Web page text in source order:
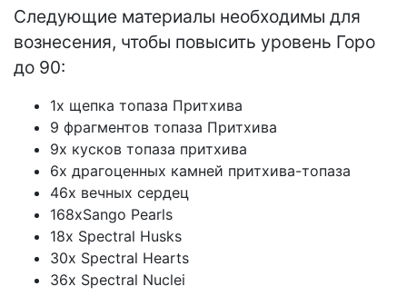
Следующие материалы необходимы для
вознесения, чтобы повысить уровень Горо
до 90:
1x щепка топаза Притхива
9 фрагментов топаза Притхива
9x кусков топаза притхива
6x драгоценных камней притхива-топаза
46x вечных сердец
168xSango Pearls
18x Spectral Husks
30x Spectral Hearts
36x Spectral Nuclei